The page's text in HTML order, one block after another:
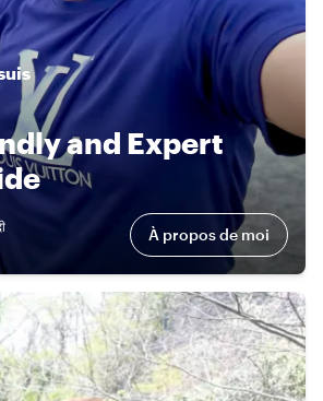
and Expert
À propos de moi